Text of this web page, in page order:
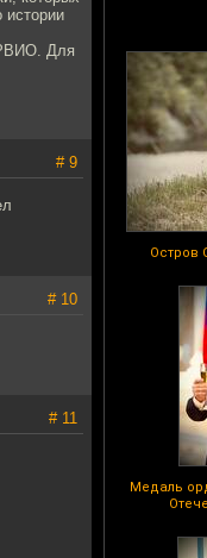
Остров
Медаль
Для
# 9
# 10
# 11